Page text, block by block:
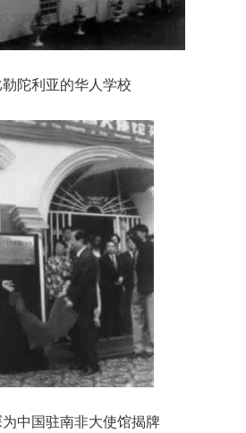
勒陀利亚的华人学校
中国驻南非大使馆揭牌